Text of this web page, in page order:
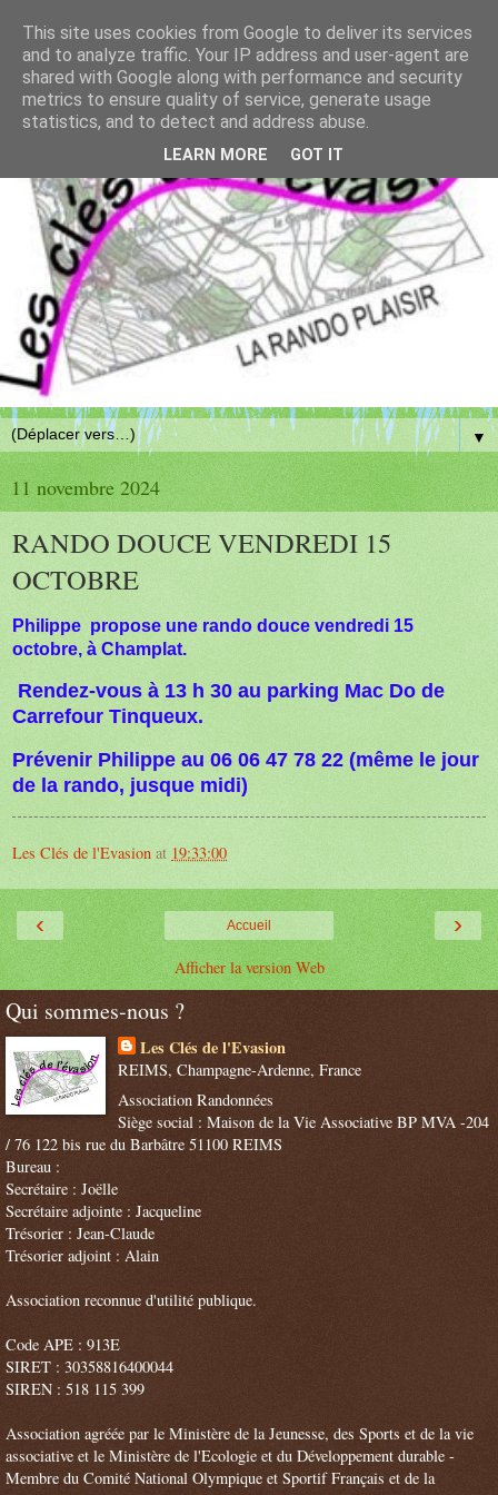
▼
11 novembre 2024
RANDO DOUCE VENDREDI 15
OCTOBRE
Philippe propose une rando douce vendredi 15
octobre, à Champlat.
Rendez-vous à 13 h 30 au parking Mac Do de
Carrefour Tinqueux.
Prévenir Philippe au 06 06 47 78 22 (même le jour
de la rando, jusque midi)
Les Clés de l'Evasion at 19:33:00
‹ ›
Accueil
Afficher la version Web
Qui sommes-nous ?
Les Clés de l'Evasion
REIMS, Champagne-Ardenne, France
Association Randonnées
Siège social : Maison de la Vie Associative BP MVA -204
/ 76 122 bis rue du Barbâtre 51100 REIMS
Bureau :
Secrétaire : Joëlle
Secrétaire adjointe : Jacqueline
Trésorier : Jean-Claude
Trésorier adjoint : Alain
Association reconnue d'utilité publique.
Code APE : 913E
SIRET : 30358816400044
SIREN : 518 115 399
Association agréée par le Ministère de la Jeunesse, des Sports et de la vie
associative et le Ministère de l'Ecologie et du Développement durable -
Membre du Comité National Olympique et Sportif Français et de la
This site uses cookies from Google to deliver its services
and to analyze traffic. Your IP address and user-agent are
shared with Google along with performance and security
metrics to ensure quality of service, generate usage
statistics, and to detect and address abuse.
LEARN MORE GOT IT